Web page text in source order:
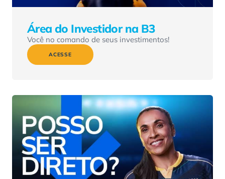
Área do Investidor na B3
Você no comando de seus investimentos!
ACESSE